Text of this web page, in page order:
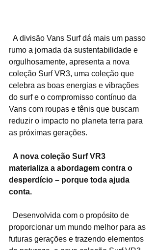
rumo a jornada da sustentabilidade e
orgulhosamente, apresenta a nova
coleção Surf VR3, uma coleção que
celebra as boas energias e vibrações
do surf e o compromisso contínuo da
Vans com roupas e tênis que buscam
reduzir o impacto no planeta terra para
as próximas gerações.
A nova coleção Surf VR3
materializa a abordagem contra o
desperdício – porque toda ajuda
conta.
proporcionar um mundo melhor para as
futuras gerações e trazendo elementos